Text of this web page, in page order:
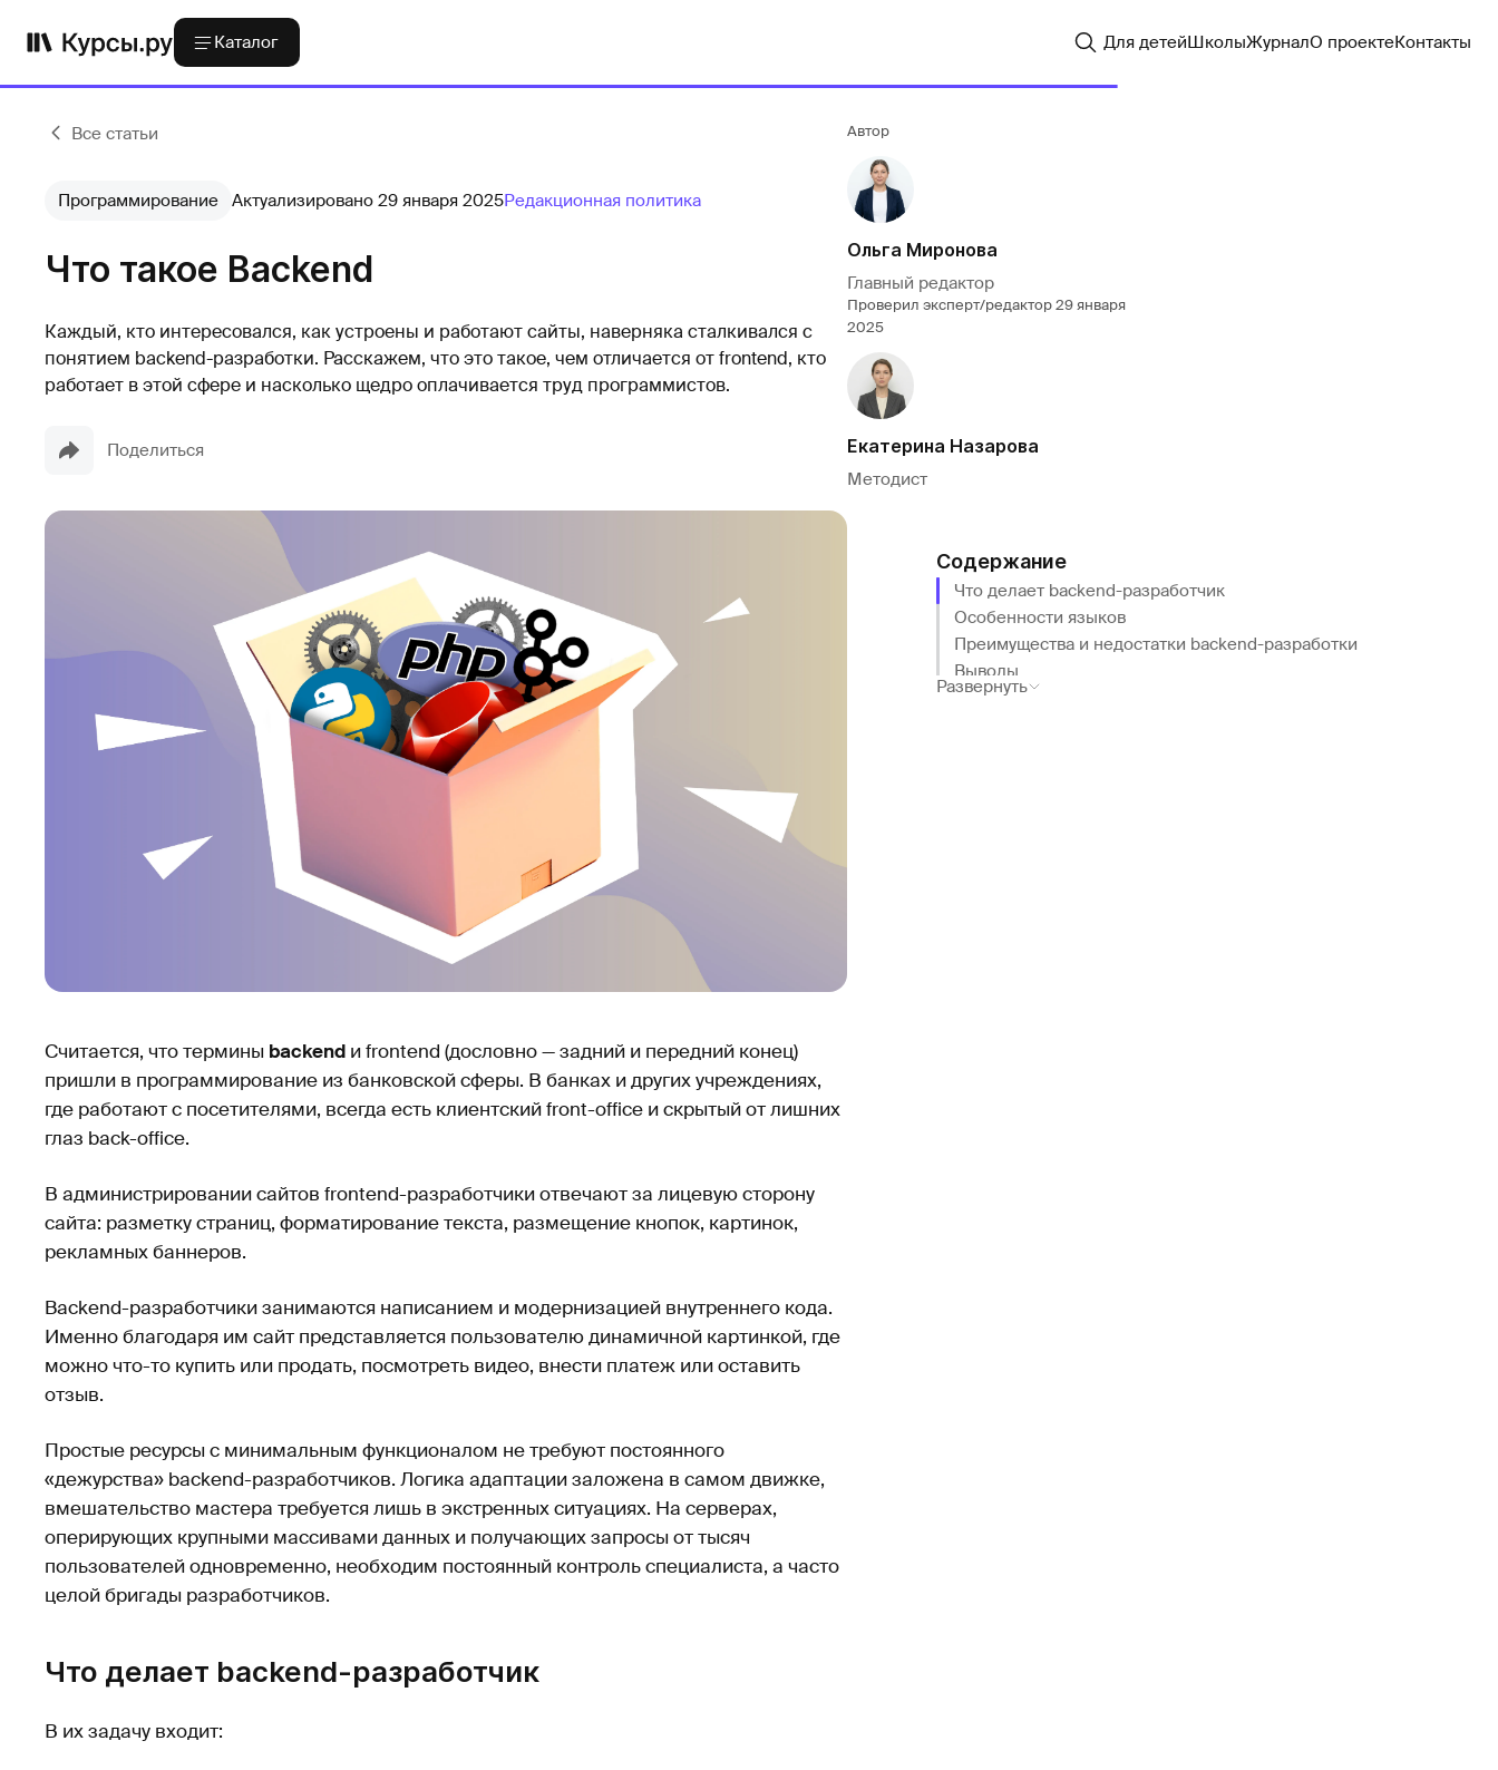
Каталог Для детейШколыЖурналО проектеКонтакты
Все статьи
Программирование Актуализировано 29 января 2025Редакционная политика
Что такое Backend
Каждый, кто интересовался, как устроены и работают сайты, наверняка сталкивался с
понятием backend-разработки. Расскажем, что это такое, чем отличается от frontend, кто
работает в этой сфере и насколько щедро оплачивается труд программистов.
Поделиться
Автор
Ольга Миронова
Главный редактор
Проверил эксперт/редактор29 января
2025
Екатерина Назарова
Методист
Считается, что термины backend и frontend (дословно — задний и передний конец)
пришли в программирование из банковской сферы. В банках и других учреждениях,
где работают с посетителями, всегда есть клиентский front-office и скрытый от лишних
глаз back-office.
В администрировании сайтов frontend-разработчики отвечают за лицевую сторону
сайта: разметку страниц, форматирование текста, размещение кнопок, картинок,
рекламных баннеров.
Backend-разработчики занимаются написанием и модернизацией внутреннего кода.
Именно благодаря им сайт представляется пользователю динамичной картинкой, где
можно что-то купить или продать, посмотреть видео, внести платеж или оставить
отзыв.
Простые ресурсы с минимальным функционалом не требуют постоянного
«дежурства» backend-разработчиков. Логика адаптации заложена в самом движке,
вмешательство мастера требуется лишь в экстренных ситуациях. На серверах,
оперирующих крупными массивами данных и получающих запросы от тысяч
пользователей одновременно, необходим постоянный контроль специалиста, а часто
целой бригады разработчиков.
Что делает backend-разработчик
В их задачу входит:
Содержание
Что делает backend-разработчик
Особенности языков
Преимущества и недостатки backend-разработки
Выводы
Развернуть